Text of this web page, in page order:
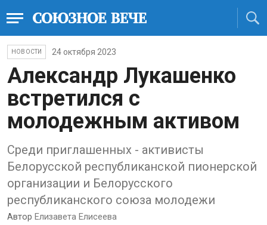
НОВОСТИ 24 октября 2023
Александр Лукашенко
встретился с
молодежным активом
Среди приглашенных - активисты
Белорусской республиканской пионерской
организации и Белорусского
республиканского союза молодежи
Автор Елизавета Елисеева